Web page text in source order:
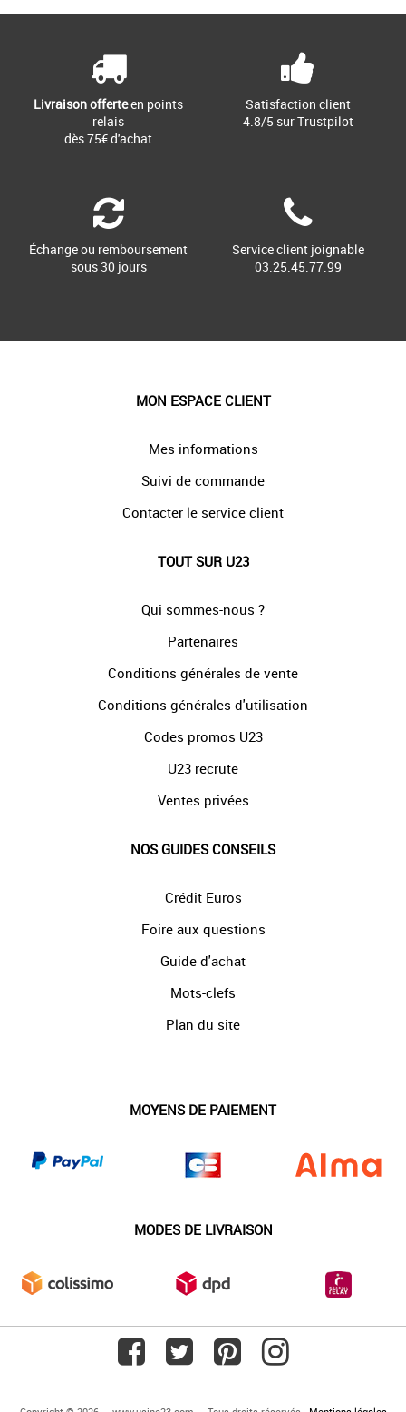
Livraison offerteen points
relais
dès 75€ d'achat
Satisfaction client
4.8/5 sur Trustpilot
Échange ou remboursement
sous 30 jours
Service client joignable
03.25.45.77.99
MON ESPACE CLIENT
Mes informations
Suivi de commande
Contacter le service client
TOUT SUR U23
Qui sommes-nous ?
Partenaires
Conditions générales de vente
Conditions générales d'utilisation
Codes promos U23
U23 recrute
Ventes privées
NOS GUIDES CONSEILS
Crédit Euros
Foire aux questions
Guide d'achat
Mots-clefs
Plan du site
MOYENS DE PAIEMENT
MODES DE LIVRAISON